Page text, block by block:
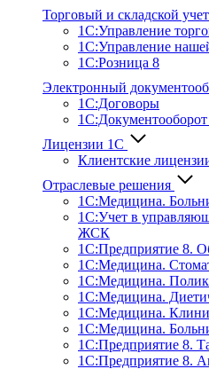
Торговый и складской
1С:Управление
1С:Управление
1С:Розница 8
Электронный
1С:Договоры
Лицензии 1С
Клиентские
Отраслевые решения
1С:Медицина.
1C:Учет в
ЖСК
1С:Предприятие 8.
1С:Медицина.
1С:Медицина.
1С:Медицина.
1С:Медицина.
1С:Медицина.
1С:Предприятие 8.
1С:Предприятие 8.